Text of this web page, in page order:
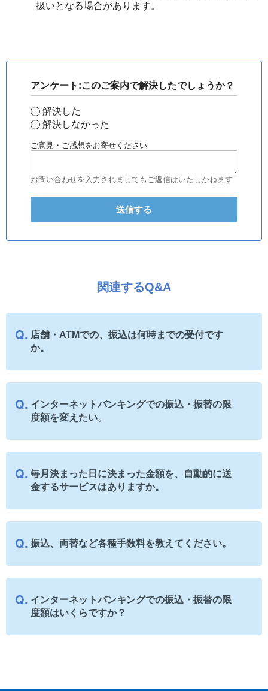
扱いとなる場合があります。
アンケート:このご案内で解決したでしょうか？
解決した
解決しなかった
ご意見・ご感想をお寄せください
お問い合わせを入力されましてもご返信はいたしかねます
関連するQ&A
店舗・ATMでの、振込は何時までの受付です
か。
インターネットバンキングでの振込・振替の限
度額を変えたい。
毎月決まった日に決まった金額を、自動的に送
金するサービスはありますか。
振込、両替など各種手数料を教えてください。
インターネットバンキングでの振込・振替の限
度額はいくらですか？